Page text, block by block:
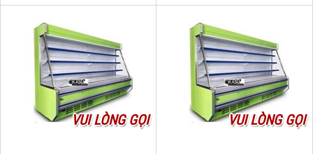
VUI LÒNG GỌI VUI LÒNG GỌI